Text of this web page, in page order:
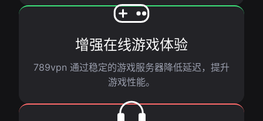
增强在线游戏体验
789vpn 通过稳定的游戏服务器降低延迟，提升
游戏性能。